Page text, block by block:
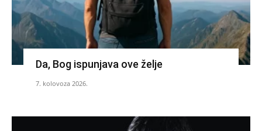
Da, Bog ispunjava ove želje
7. kolovoza 2026.